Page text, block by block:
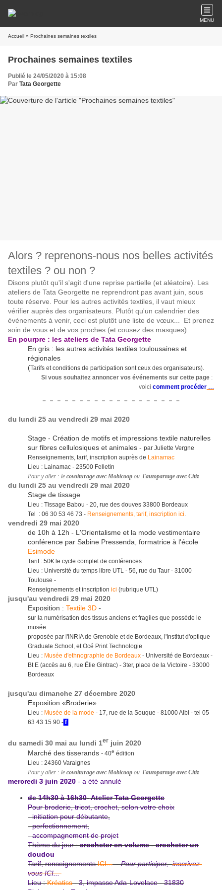
MENU
Accueil » Prochaines semaines textiles
Prochaines semaines textiles
Publié le 24/05/2020 à 15:08
Par Tata Georgette
Alors ? reprenons-nous nos belles activités
textiles ? ou non ?
Disons plutôt qu'il s'agit d'une reprise partielle (et aléatoire). Les
ateliers de Tata Georgette ne reprendront pas avant juin, sous
toute réserve. Pour les autres activités textiles, il vaut mieux
vérifier auprès des organisateurs. Plutôt qu'un calendrier des
événements à venir, ceci est plutôt une liste de vœux... Et prenez
soin de vous et de vos proches (et cousez des masques).
En pourpre : les ateliers de Tata Georgette
En gris : les autres activités textiles toulousaines et
régionales
(Tarifs et conditions de participation sont ceux des organisateurs).
Si vous souhaitez annoncer vos événements sur cette page :
voici comment procéder
- - - - - - - - - - - - - - - - - - -
du lundi 25 au vendredi 29 mai 2020
Stage - Création de motifs et impressions textile naturelles
sur fibres cellulosiques et animales - par Juliette Vergne
Renseignements, tarif, inscription auprès de Lainamac
Lieu : Lainamac - 23500 Felletin
Pour y aller : le covoiturage avec Mobicoop ou l'autopartage avec Citiz
du lundi 25 au vendredi 29 mai 2020
Stage de tissage
Lieu : Tissage Babou - 20, rue des douves 33800 Bordeaux
Tel : 06 30 53 46 73 - Renseignements, tarif, inscription ici.
vendredi 29 mai 2020
de 10h à 12h - L'Orientalisme et la mode vestimentaire
conférence par Sabine Pressenda, formatrice à l'école
Esimode
Tarif : 50€ le cycle complet de conférences
Lieu : Université du temps libre UTL - 56, rue du Taur - 31000
Toulouse -
Renseignements et inscription ici (rubrique UTL)
jusqu'au vendredi 29 mai 2020
Exposition : Textile 3D -
sur la numérisation des tissus anciens et fragiles que possède le
musée
proposée par l'INRIA de Grenoble et de Bordeaux, l'Institut d'optique
Graduate School, et Océ Print Technologie
Lieu : Musée d'ethnographie de Bordeaux - Université de Bordeaux -
Bt E (accès au 6, rue Élie Gintrac) - 3ter, place de la Victoire - 33000
Bordeaux
jusqu'au dimanche 27 décembre 2020
Exposition «Broderie»
Lieu : Musée de la mode - 17, rue de la Souque - 81000 Albi - tel 05
63 43 15 90 - f
du samedi 30 mai au lundi 1er juin 2020
Marché des tisserands - 40e édition
Lieu : 24360 Varaignes
Pour y aller : le covoiturage avec Mobicoop ou l'autopartage avec Citiz
mercredi 3 juin 2020 - a été annulé
de 14h30 à 16h30- Atelier Tata Georgette
Pour broderie, tricot, crochet, selon votre choix
- initiation pour débutante,
- perfectionnement,
- accompagnement de projet
Thème du jour : crocheter en volume - crocheter un
doudou
Tarif, renseignementsICI...- Pour participer,inscrivez-
vous ICI...
Lieu :Kréatiss- 3, impasse Ada-Lovelace - 31830